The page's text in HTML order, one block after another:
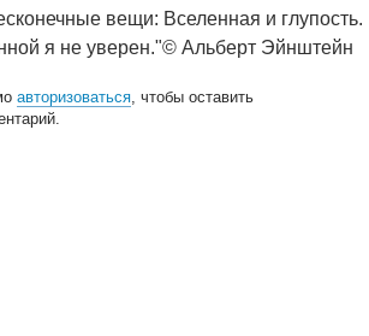
вещи: Вселенная и глупость.
я не уверен."© Альберт Эйнштейн
авторизоваться, чтобы оставить